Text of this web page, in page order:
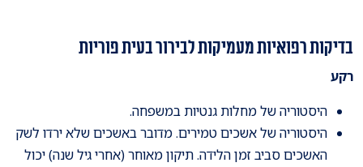
בדיקות רפואיות מעמיקות לבירור בעית פוריות
רקע
היסטוריה של מחלות גנטיות במשפחה.
היסטוריה של אשכים טמירים. מדובר באשכים שלא ירדו לשק
האשכים סביב זמן הלידה. תיקון מאוחר (אחרי גיל שנה) יכול